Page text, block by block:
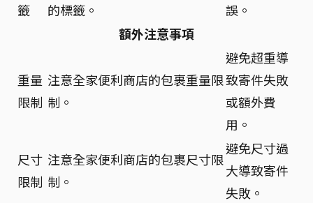
籤
的標籤。
誤。
額外注意事項
重量
限制
注意全家便利商店的包裹重量限
制。
避免超重導
致寄件失敗
或額外費
用。
尺寸
限制
注意全家便利商店的包裹尺寸限
制。
避免尺寸過
大導致寄件
失敗。